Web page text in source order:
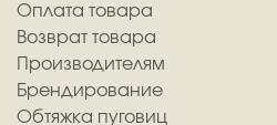
Оплата товара
Возврат товара
Производителям
Брендирование
Обтяжка пуговиц